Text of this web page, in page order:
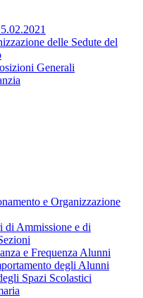
delle Sedute del
Generali
e Organizzazione
Ammissione e di
e Frequenza Alunni
degli Alunni
Spazi Scolastici